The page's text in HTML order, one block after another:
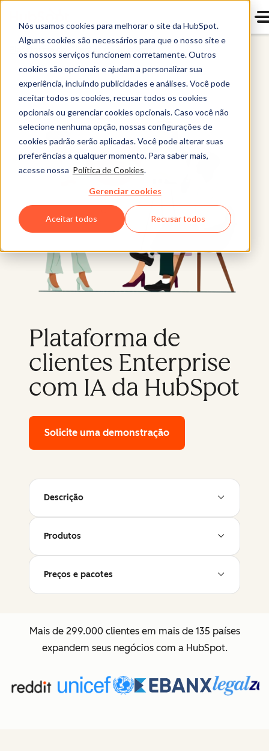
Nós usamos cookies para melhorar o site da HubSpot.
Alguns cookies são necessários para que o nosso site e
os nossos serviços funcionem corretamente. Outros
cookies são opcionais e ajudam a personalizar sua
experiência, incluindo publicidades e análises. Você pode
aceitar todos os cookies, recusar todos os cookies
opcionais ou gerenciar cookies opcionais. Caso você não
selecione nenhuma opção, nossas configurações de
cookies padrão serão aplicadas. Você pode alterar suas
preferências a qualquer momento. Para saber mais,
acesse nossa Política de Cookies.
Gerenciar cookies
Aceitar todos Recusar todos
Plataforma de Clientes da HubSpot
Plataforma de
clientes Enterprise
com IA da HubSpot
Solicite uma demonstração
Descrição
Produtos
Preços e pacotes
Mais de 299.000 clientes em mais de 135 países
expandem seus negócios com a HubSpot.